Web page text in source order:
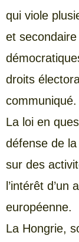
qui viole
et
droits
communiqué.
La loi en
défense de
sur des
l’intérêt
européenne.
La Hongrie,